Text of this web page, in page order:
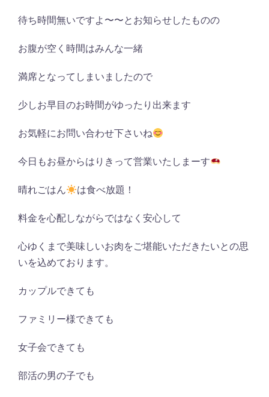
待ち時間無いですよ〜〜とお知らせしたものの
お腹が空く時間はみんな一緒
満席となってしまいましたので
少しお早目のお時間がゆったり出来ます
お気軽にお問い合わせ下さいね
今日もお昼からはりきって営業いたしまーす
晴れごはん は食べ放題！
料金を心配しながらではなく安心して
心ゆくまで美味しいお肉をご堪能いただきたいとの思
いを込めております。
カップルできても
ファミリー様できても
女子会できても
部活の男の子でも